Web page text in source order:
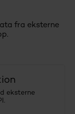
fra eksterne
eksterne